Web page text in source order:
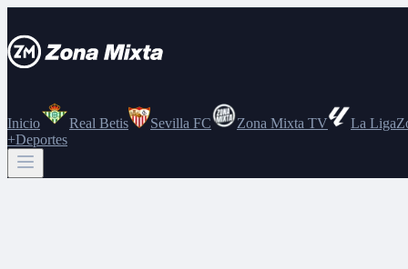
Inicio Real Betis Sevilla FC Zona Mixta TV La Liga
+Deportes